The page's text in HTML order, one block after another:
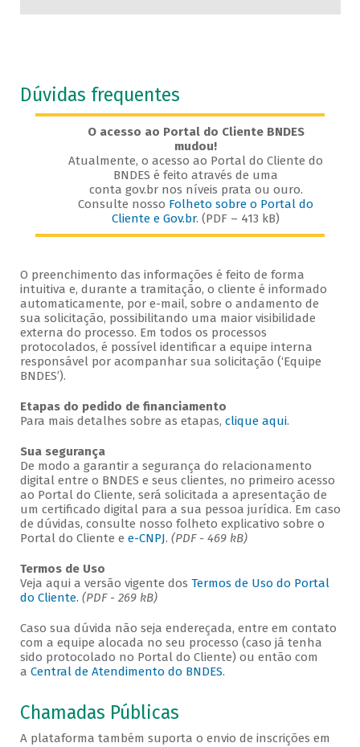
Dúvidas frequentes
O acesso ao Portal do Cliente BNDES
mudou!
Atualmente, o acesso ao Portal do Cliente do
BNDES é feito através de uma
conta gov.br nos níveis prata ou ouro.
Consulte nosso Folheto sobre o Portal do
Cliente e Gov.br. (PDF – 413 kB)
O preenchimento das informações é feito de forma
intuitiva e, durante a tramitação, o cliente é informado
automaticamente, por e-mail, sobre o andamento de
sua solicitação, possibilitando uma maior visibilidade
externa do processo. Em todos os processos
protocolados, é possível identificar a equipe interna
responsável por acompanhar sua solicitação (‘Equipe
BNDES’).
Etapas do pedido de financiamento
Para mais detalhes sobre as etapas, clique aqui.
Sua segurança
De modo a garantir a segurança do relacionamento
digital entre o BNDES e seus clientes, no primeiro acesso
ao Portal do Cliente, será solicitada a apresentação de
um certificado digital para a sua pessoa jurídica. Em caso
de dúvidas, consulte nosso folheto explicativo sobre o
Portal do Cliente e e-CNPJ. (PDF - 469 kB)
Termos de Uso
Veja aqui a versão vigente dos Termos de Uso do Portal
do Cliente. (PDF - 269 kB)
Caso sua dúvida não seja endereçada, entre em contato
com a equipe alocada no seu processo (caso já tenha
sido protocolado no Portal do Cliente) ou então com
a Central de Atendimento do BNDES.
Chamadas Públicas
A plataforma também suporta o envio de inscrições em